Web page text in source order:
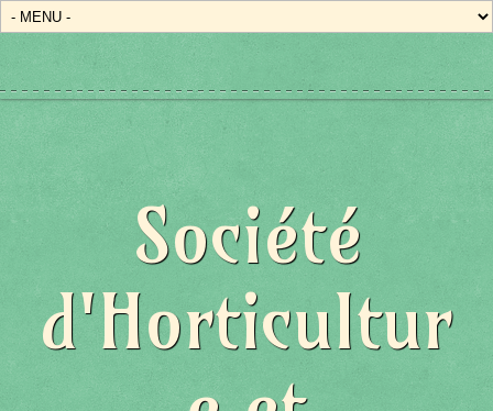
Société
d'Horticultur